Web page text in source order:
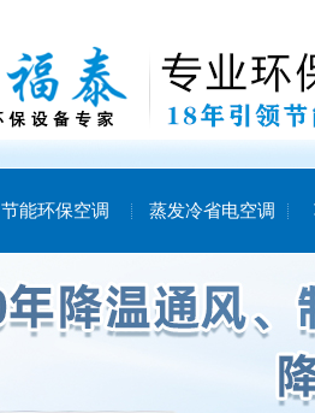
节能环保空调 蒸发冷省电空调